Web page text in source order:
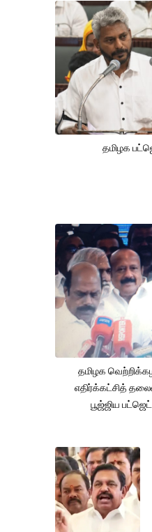
தமிழக
தமிழக
எதிர்க்கட்சித்
பூஜ்ஜிய